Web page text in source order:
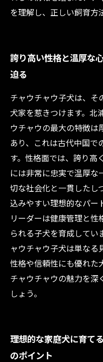
を理解し、正しい飼育方
誇り高い性格と温厚な
迫る
チャウチャウ子犬は、そ
犬家を惹きつけます。北
ウチャウの最大の特徴は
あり、これは古代中国で
す。性格面では、誇り高
には非常に忠実で温厚な
切な社会化と一貫したし
込みやすい理想的なパー
リーダーは健康管理と
られる子犬を育成してい
ャウチャウ子犬は単なる
性格や信頼性にも優れた
チャウチャウの魅力を深
しょう。
理想的な家庭犬に育て
のポイント